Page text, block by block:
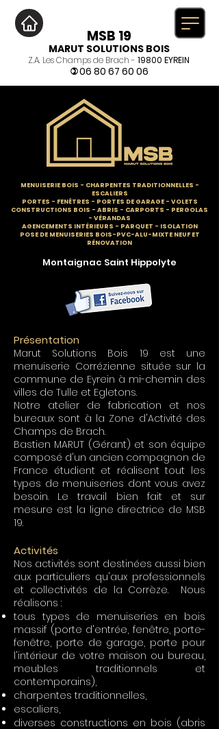
MSB 19
MARUT SOLUTIONS BOIS
Z.A. Les Champs de Brach - 19800 EYREIN
)06 80 67 60 06
MENUISERIE BOIS - CHARPENTES TRADITIONNELLES -
ESCALIERS
PORTES - FENÊTRES - PORTES DE GARAGE - VOLETS
CONSTRUCTIONS BOIS - ABRIS - CARPORTS - PERGOLAS
- VÉRANDAS
AGENCEMENTS INTÉRIEURS - PARQUET - ISOLATION
POSE DE MENUISERIES BOIS-PVC-ALU-MIXTE NEUF ET
RÉNOVATION
Montaignac Saint Hippolyte
Présentation
Marut Solutions Bois 19 est une
menuiserie Corrézienne située sur la
commune de Eyrein à mi-chemin des
villes de Tulle et Egletons.
Notre atelier de fabrication et nos
bureaux sont à la Zone d'Activité des
Champs de Brach.
Bastien MARUT (Gérant) et son équipe
composé d'un ancien compagnon de
France étudient et réalisent tout les
types de menuiseries dont vous avez
besoin. Le travail bien fait et sur
mesure est la ligne directrice de MSB
19.
Activités
Nos activités sont destinées aussi bien
aux particuliers qu'aux professionnels
et collectivités de la Corrèze. Nous
réalisons :
tous types de menuiseries en bois
massif (porte d'entrée, fenêtre, porte-
fenêtre, porte de garage, porte pour
l'intérieur de votre maison ou bureau,
meubles traditionnels et
contemporains),
charpentes traditionnelles,
escaliers,
diverses constructions en bois (abris